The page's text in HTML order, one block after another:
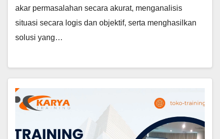
akar permasalahan secara akurat, menganalisis
situasi secara logis dan objektif, serta menghasilkan
solusi yang…